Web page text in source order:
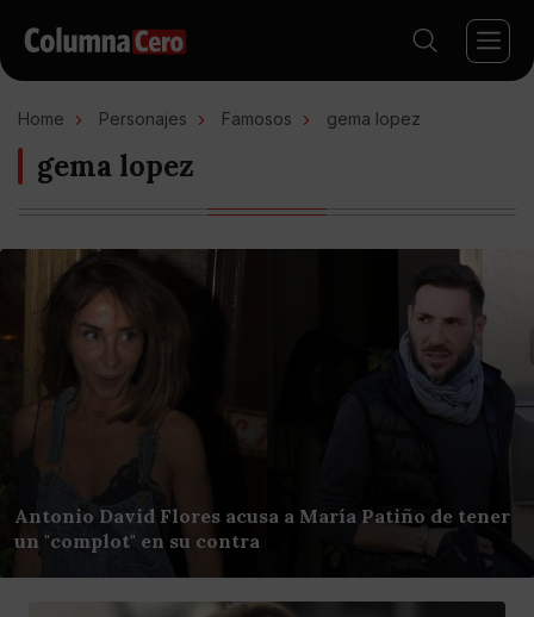
Home Personajes Famosos gema lopez
gema lopez
Antonio David Flores acusa a María Patiño de tener
un "complot" en su contra